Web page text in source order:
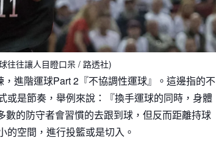
往往讓人目瞪口呆 / 路透社)
進階運球Part 2『不協調性運球』。這邊指的不
或是節奏，舉例來說：『換手運球的同時，身體
的防守者會習慣的去跟到球，但反而距離持球
的空間，進行投籃或是切入。